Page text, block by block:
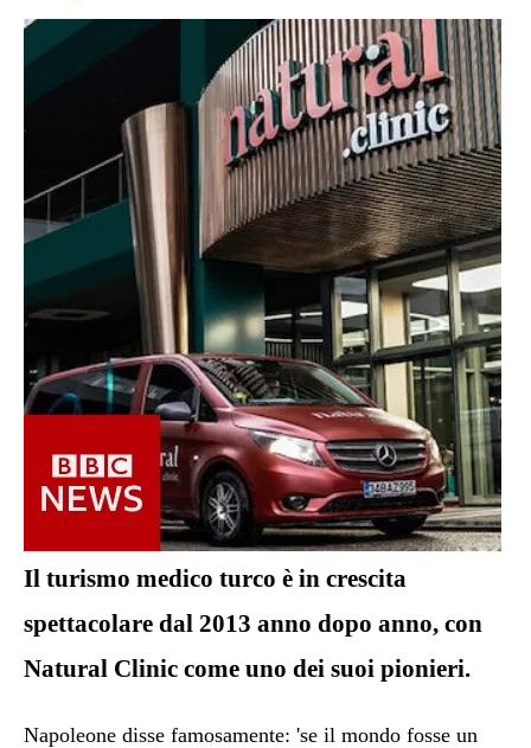
Il turismo medico turco è in crescita
spettacolare dal 2013 anno dopo anno, con
Natural Clinic come uno dei suoi pionieri.
Napoleone disse famosamente: 'se il mondo fosse un